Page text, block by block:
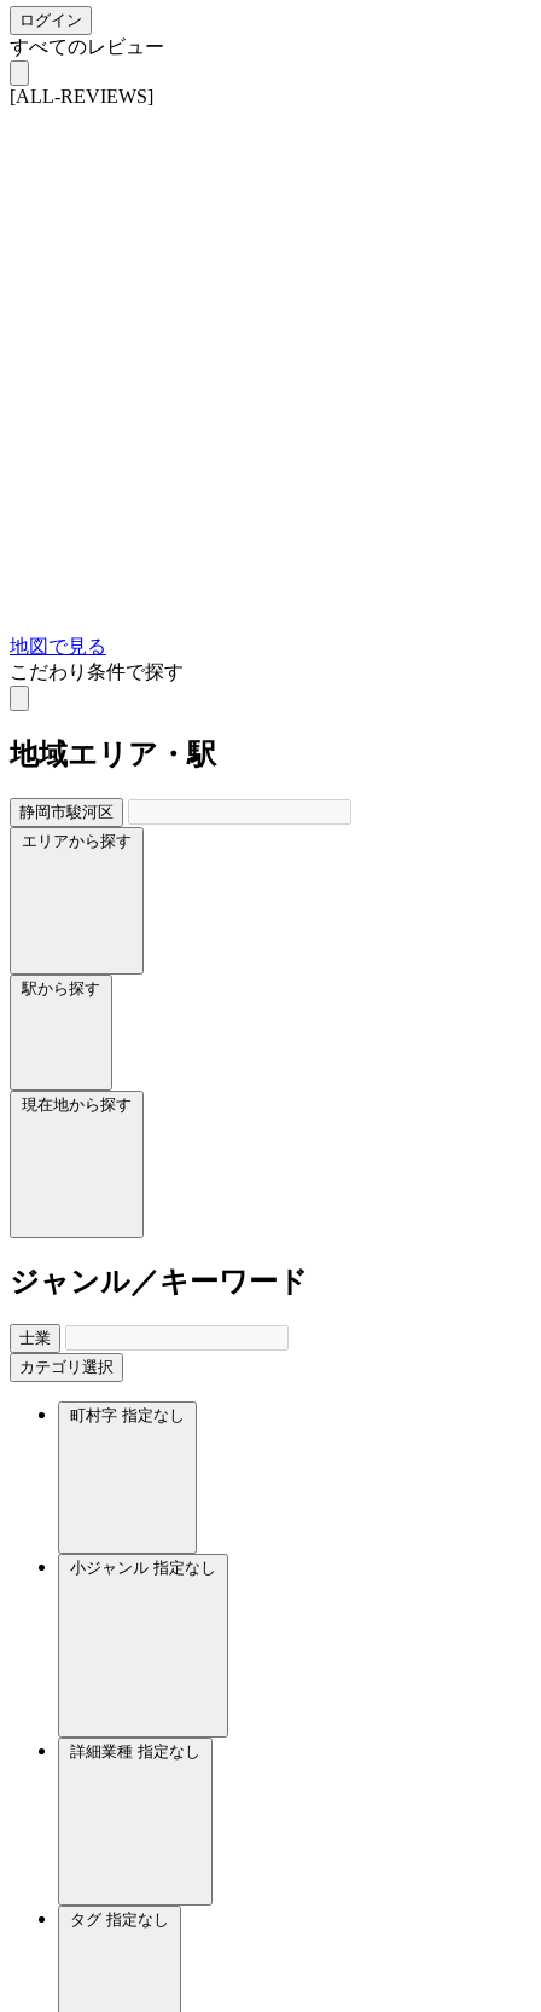
ログイン
すべてのレビュー
[ALL-REVIEWS]
地図で見る
こだわり条件で探す
地域エリア・駅
静岡市駿河区
エリアから探す
駅から探す
現在地から探す
ジャンル／キーワード
士業
カテゴリ選択
町村字 指定なし
小ジャンル 指定なし
詳細業種 指定なし
タグ 指定なし